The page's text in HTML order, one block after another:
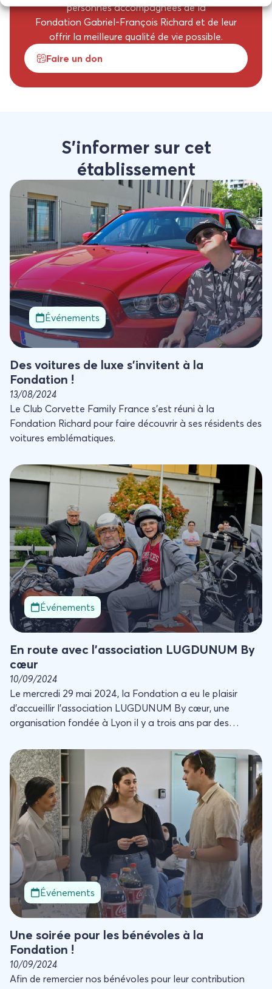
personnes accompagnées de la
Fondation Gabriel-François Richard et de leur
offrir la meilleure qualité de vie possible.
Faire un don
S’informer sur cet
établissement
Événements
Des voitures de luxe s’invitent à la
Fondation !
13/08/2024
Le Club Corvette Family France s’est réuni à la
Fondation Richard pour faire découvrir à ses résidents des
voitures emblématiques.
Des voitures de luxe s’invitent à la Fondation !
Événements
En route avec l’association LUGDUNUM By
cœur
10/09/2024
Le mercredi 29 mai 2024, la Fondation a eu le plaisir
d’accueillir l’association LUGDUNUM By cœur, une
organisation fondée à Lyon il y a trois ans par des
En route avec l’association LUGDUNUM By cœur
Événements
Une soirée pour les bénévoles à la
Fondation !
10/09/2024
Afin de remercier nos bénévoles pour leur contribution
Une soirée pour les bénévoles à la Fondation !